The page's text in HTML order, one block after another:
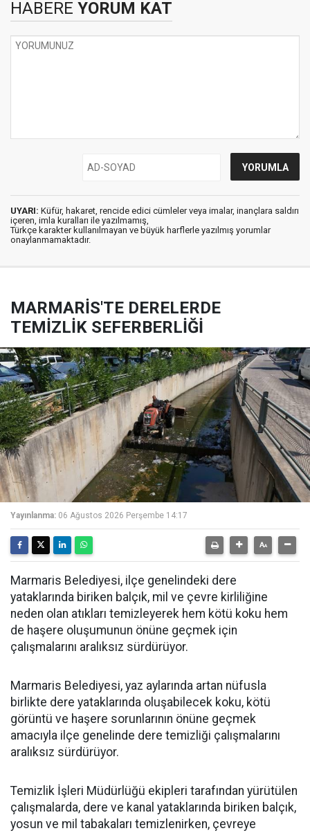
HABERE YORUM KAT
UYARI: Küfür, hakaret, rencide edici cümleler veya imalar, inançlara saldırı
içeren, imla kuralları ile yazılmamış,
Türkçe karakter kullanılmayan ve büyük harflerle yazılmış yorumlar
onaylanmamaktadır.
MARMARİS'TE DERELERDE
TEMİZLİK SEFERBERLİĞİ
Yayınlanma: 06 Ağustos 2026 Perşembe 14:17
Marmaris Belediyesi, ilçe genelindeki dere
yataklarında biriken balçık, mil ve çevre kirliliğine
neden olan atıkları temizleyerek hem kötü koku hem
de haşere oluşumunun önüne geçmek için
çalışmalarını aralıksız sürdürüyor.
Marmaris Belediyesi, yaz aylarında artan nüfusla
birlikte dere yataklarında oluşabilecek koku, kötü
görüntü ve haşere sorunlarının önüne geçmek
amacıyla ilçe genelinde dere temizliği çalışmalarını
aralıksız sürdürüyor.
Temizlik İşleri Müdürlüğü ekipleri tarafından yürütülen
çalışmalarda, dere ve kanal yataklarında biriken balçık,
yosun ve mil tabakaları temizlenirken, çevreye